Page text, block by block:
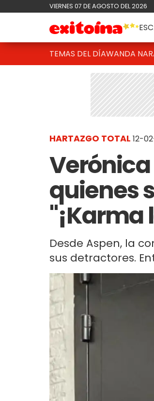
VIERNES 07 DE AGOSTO DEL 2026
TEMAS DEL DÍAWANDA
HARTAZGO TOTAL 12-
Verónica
quienes
"¡Karma
Desde Aspen, la
sus detractores.